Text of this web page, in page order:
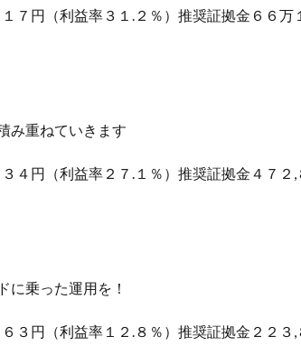
７円（利益率３１.２％）推奨証拠金６６万
み重ねていきます
４円（利益率２７.１％）推奨証拠金４７２
に乗った運用を！
３円（利益率１２.８％）推奨証拠金２２３